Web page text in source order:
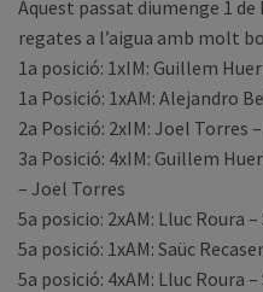
Aquest passat diumenge 1
regates a l’aigua amb molt
1a posició: 1xIM: Guillem
1a Posició: 1xAM: Alejandro
2a Posició: 2xIM: Joel Torres
3a Posició: 4xIM: Guillem
– Joel Torres
5a posicio: 2xAM: Lluc Roura
5a posició: 1xAM: Saüc
5a posició: 4xAM: Lluc Roura